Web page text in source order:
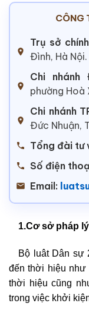
CÔNG
Trụ sở
Đình, Hà Nội.
Chi nhánh
phường Hoà
Chi nhánh
Đức Nhuận,
Tổng đài tư
Số điện
Email:
1.Cơ sở pháp
Bộ luât Dân sự
đến thời hiệu như
thời hiệu cũng
trong việc khởi